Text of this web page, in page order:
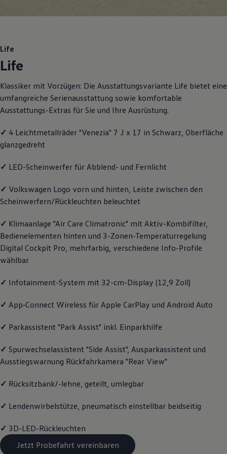
Räder und Reifen
Transport
Entertainment und Elektronik
Individualisieren
Wallbox und Ladekabel
Digitale Extras
Volkswagen Apps, Login und Shop
Über Ihr Auto
Vorgängermodelle
Volkswagen Kundenbetreuung
Warn- und Kontrollleuchten
Live Beratung
Magazin
Lifestyle
Transport
Volkswagen R
Volkswagen Kundenbetreuung
Life
Life
Klassiker mit Vorzügen: Die Ausstattungsvariante Life bietet eine
umfangreiche Serienausstattung sowie komfortable
Ausstattungs-Extras für Sie und Ihre Ausrüstung.
✓ 4 Leichtmetallräder "Venezia" 7 J x 17 in Schwarz, Oberfläche
glanzgedreht
✓ LED-Scheinwerfer für Abblend- und Fernlicht
✓ Volkswagen Logo vorn und hinten, Leiste zwischen den
Scheinwerfern/Rückleuchten beleuchtet
✓ Klimaanlage "Air Care Climatronic" mit Aktiv-Kombifilter,
Bedienelementen hinten und 3-Zonen-Temperaturregelung
Digital Cockpit Pro, mehrfarbig, verschiedene Info-Profile
wählbar
✓ Infotainment-System mit 32-cm-Display (12,9 Zoll)
✓ App‑Connect Wireless für Apple CarPlay und Android Auto
✓ Parkassistent "Park Assist" inkl. Einparkhilfe
✓ Spurwechselassistent "Side Assist", Ausparkassistent und
Ausstiegswarnung Rückfahrkamera "Rear View"
✓ Rücksitzbank/-lehne, geteilt, umlegbar
✓ Lendenwirbelstütze, pneumatisch einstellbar beidseitig
✓ 3D-LED-Rückleuchten
Jetzt Probefahrt vereinbaren